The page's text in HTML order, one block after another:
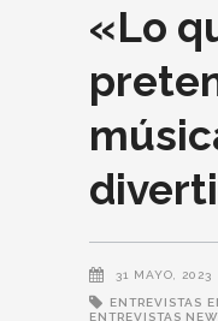
«Lo
31 MAYO, 2023
ENTREVISTAS
ENTREVISTAS NEW